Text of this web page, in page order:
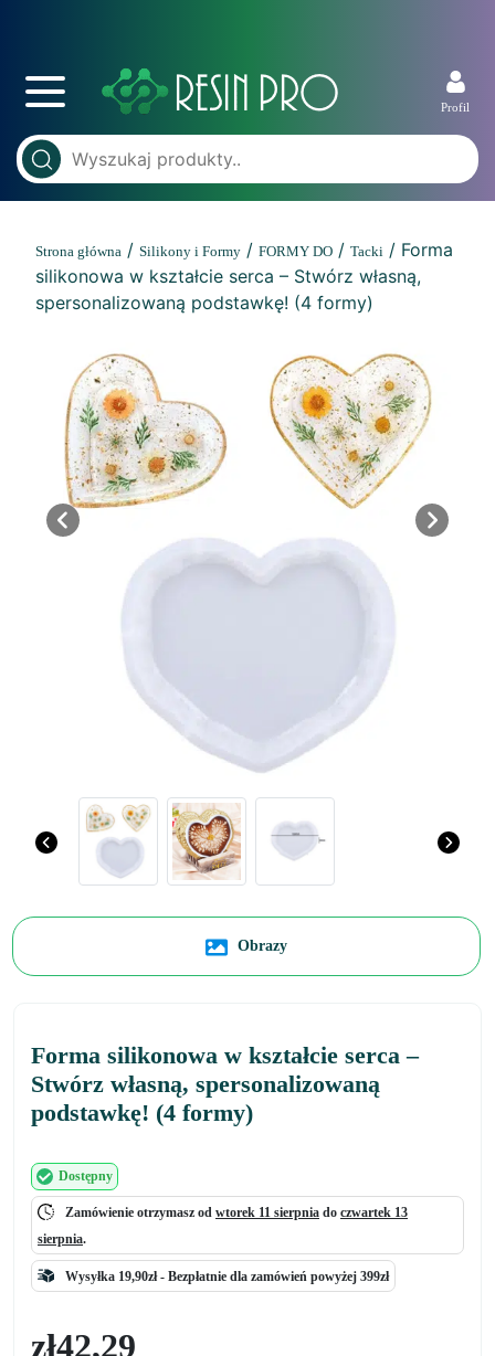
Profil
Strona główna / Silikony i Formy / FORMY DO / Tacki / Forma
silikonowa w kształcie serca – Stwórz własną,
spersonalizowaną podstawkę! (4 formy)
Previous Next
Obrazy
Forma silikonowa w kształcie serca –
Stwórz własną, spersonalizowaną
podstawkę! (4 formy)
Dostępny
Zamówienie otrzymasz od wtorek 11 sierpnia do czwartek 13
sierpnia.
Wysyłka 19,90zł - Bezpłatnie dla zamówień powyżej 399zł
zł42,29